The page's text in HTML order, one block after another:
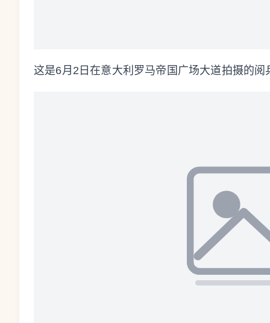
这是6月2日在意大利罗马帝国广场大道拍摄的阅